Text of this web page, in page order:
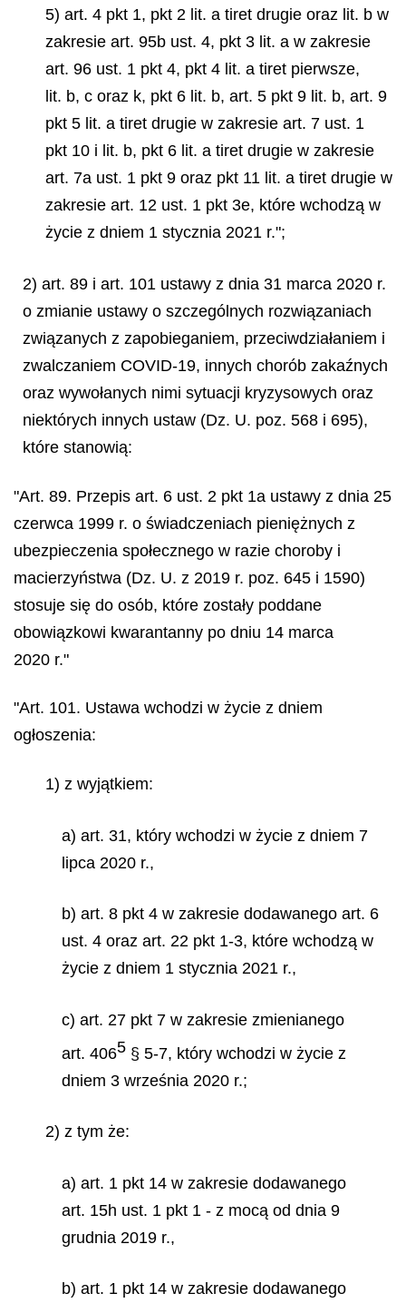
5) art. 4 pkt 1, pkt 2 lit. a tiret drugie oraz lit. b w
zakresie art. 95b ust. 4, pkt 3 lit. a w zakresie
art. 96 ust. 1 pkt 4, pkt 4 lit. a tiret pierwsze,
lit. b, c oraz k, pkt 6 lit. b, art. 5 pkt 9 lit. b, art. 9
pkt 5 lit. a tiret drugie w zakresie art. 7 ust. 1
pkt 10 i lit. b, pkt 6 lit. a tiret drugie w zakresie
art. 7a ust. 1 pkt 9 oraz pkt 11 lit. a tiret drugie w
zakresie art. 12 ust. 1 pkt 3e, które wchodzą w
życie z dniem 1 stycznia 2021 r.";
2) art. 89 i art. 101 ustawy z dnia 31 marca 2020 r.
o zmianie ustawy o szczególnych rozwiązaniach
związanych z zapobieganiem, przeciwdziałaniem i
zwalczaniem COVID-19, innych chorób zakaźnych
oraz wywołanych nimi sytuacji kryzysowych oraz
niektórych innych ustaw (Dz. U. poz. 568 i 695),
które stanowią:
"Art. 89. Przepis art. 6 ust. 2 pkt 1a ustawy z dnia 25
czerwca 1999 r. o świadczeniach pieniężnych z
ubezpieczenia społecznego w razie choroby i
macierzyństwa (Dz. U. z 2019 r. poz. 645 i 1590)
stosuje się do osób, które zostały poddane
obowiązkowi kwarantanny po dniu 14 marca
2020 r."
"Art. 101. Ustawa wchodzi w życie z dniem
ogłoszenia:
1) z wyjątkiem:
a) art. 31, który wchodzi w życie z dniem 7
lipca 2020 r.,
b) art. 8 pkt 4 w zakresie dodawanego art. 6
ust. 4 oraz art. 22 pkt 1-3, które wchodzą w
życie z dniem 1 stycznia 2021 r.,
c) art. 27 pkt 7 w zakresie zmienianego
art. 4065 § 5-7, który wchodzi w życie z
dniem 3 września 2020 r.;
2) z tym że:
a) art. 1 pkt 14 w zakresie dodawanego
art. 15h ust. 1 pkt 1 - z mocą od dnia 9
grudnia 2019 r.,
b) art. 1 pkt 14 w zakresie dodawanego